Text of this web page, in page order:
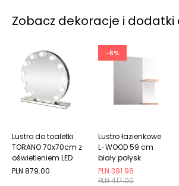
Zobacz dekoracje i dodatki
PLN 879.00
Lustro do toaletki
TORANO 70x70cm z
oświetleniem LED
-6%
PLN 417.00
PLN 391.98
Lustro łazienkowe
L-WOOD 59 cm
biały połysk